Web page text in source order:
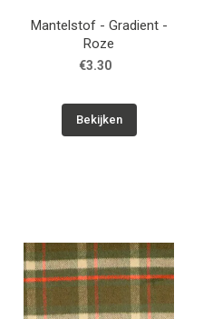
Mantelstof - Gradient -
Roze
€3.30
Bekijken